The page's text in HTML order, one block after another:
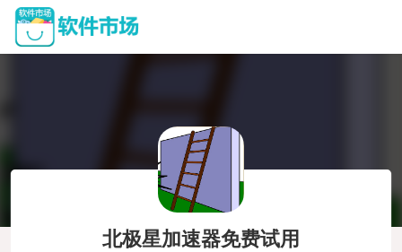
北极星加速器免费试用